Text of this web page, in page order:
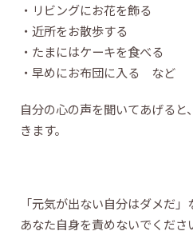
・リビングにお花を飾る
・近所をお散歩する
・たまにはケーキを食べる
・早めにお布団に入る など
自分の心の声を聞いてあげる
きます。
「元気が出ない自分はダメだ」
あなた自身を責めないでくださ